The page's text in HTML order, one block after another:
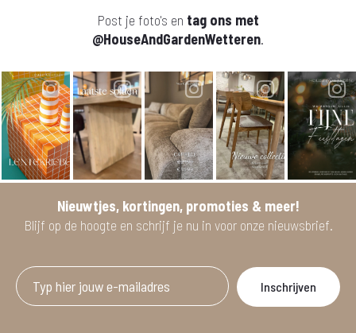
Post je foto's en tag ons met
@HouseAndGardenWetteren.
Nieuwtjes, kortingen, promoties & meer!
Blijf op de hoogte en schrijf je nu in voor onze nieuwsbrief.